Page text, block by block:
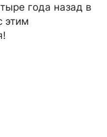
года назад в
этим